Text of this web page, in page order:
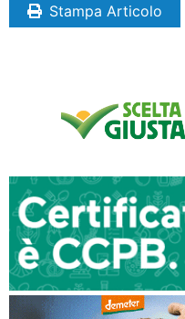
Stampa Articolo